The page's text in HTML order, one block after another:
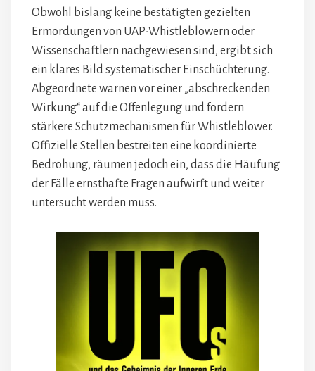
Obwohl bislang keine bestätigten gezielten
Ermordungen von UAP-Whistleblowern oder
Wissenschaftlern nachgewiesen sind, ergibt sich
ein klares Bild systematischer Einschüchterung.
Abgeordnete warnen vor einer „abschreckenden
Wirkung“ auf die Offenlegung und fordern
stärkere Schutzmechanismen für Whistleblower.
Offizielle Stellen bestreiten eine koordinierte
Bedrohung, räumen jedoch ein, dass die Häufung
der Fälle ernsthafte Fragen aufwirft und weiter
untersucht werden muss.